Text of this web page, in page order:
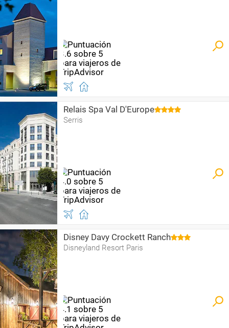
Relais Spa Val D'Europe
Serris
Disney Davy Crockett Ranch
Disneyland Resort Paris